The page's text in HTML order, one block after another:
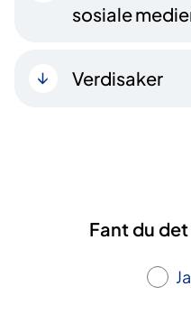
sosiale
Verdisaker
Fant du
Ja